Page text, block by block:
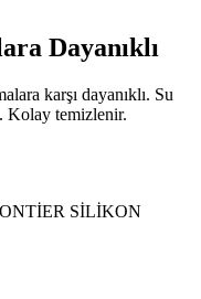
Dayanıklı
karşı dayanıklı. Su
Kolay temizlenir.
SİLİKON